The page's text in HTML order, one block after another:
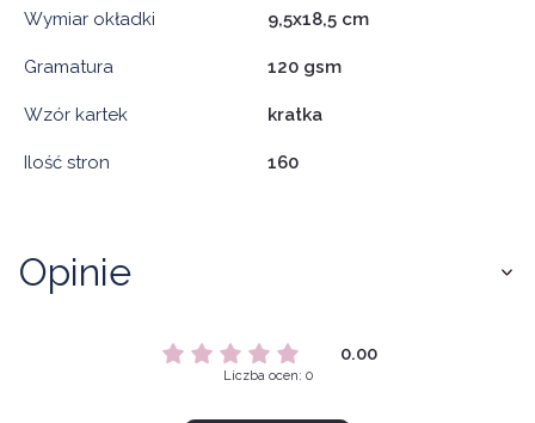
Wymiar okładki 9,5x18,5 cm
Gramatura 120 gsm
Wzór kartek kratka
Ilość stron 160
Opinie
0.00
Liczba ocen: 0